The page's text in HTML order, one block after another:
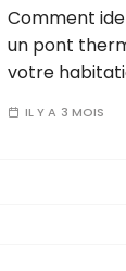
Comment
un pont
votre
IL Y A 3 MOIS